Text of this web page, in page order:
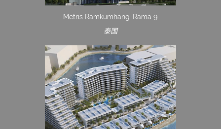
Metris Ramkumhang-Rama 9
泰国